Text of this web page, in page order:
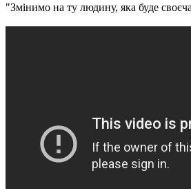
"Змінимо на ту людину, яка буде